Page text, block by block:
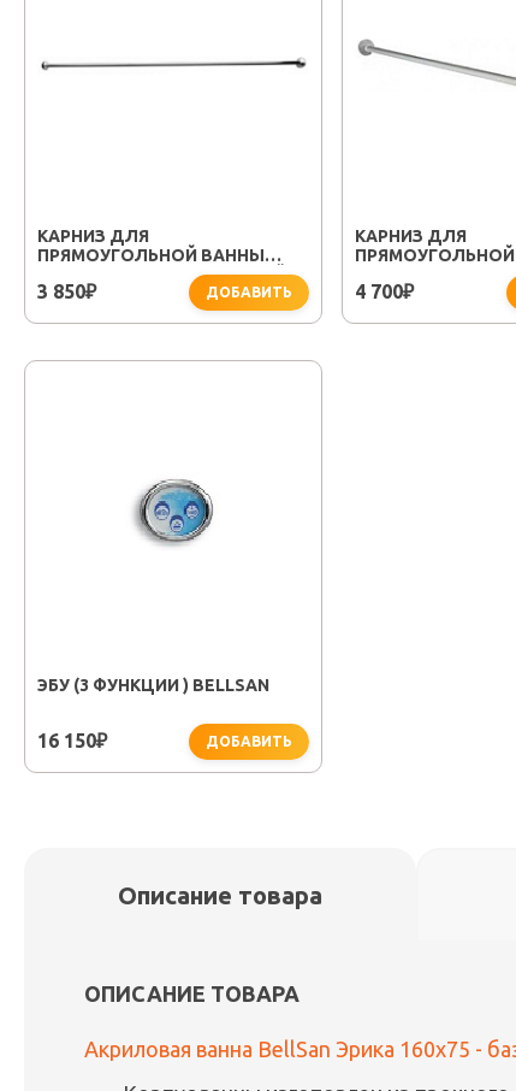
КАРНИЗ ДЛЯ
ПРЯМОУГОЛЬНОЙ ВАННЫ
BELLSAN 1500-1700 (ПРЯМОЙ)
3 850₽ ДОБАВИТЬ
КАРНИЗ ДЛЯ
BELLSAN 1500-
ОБР.)
4 700₽
ЭБУ (3 ФУНКЦИИ ) BELLSAN
16 150₽ ДОБАВИТЬ
Описание товара
ОПИСАНИЕ ТОВАРА
Акриловая ванна BellSan Эрика 160x75 -